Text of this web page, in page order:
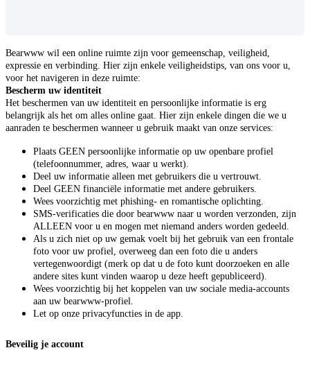
Bearwww wil een online ruimte zijn voor gemeenschap, veiligheid,
expressie en verbinding. Hier zijn enkele veiligheidstips, van ons voor u,
voor het navigeren in deze ruimte:
Bescherm uw identiteit
Het beschermen van uw identiteit en persoonlijke informatie is erg
belangrijk als het om alles online gaat. Hier zijn enkele dingen die we u
aanraden te beschermen wanneer u gebruik maakt van onze services:
Plaats GEEN persoonlijke informatie op uw openbare profiel
(telefoonnummer, adres, waar u werkt).
Deel uw informatie alleen met gebruikers die u vertrouwt.
Deel GEEN financiële informatie met andere gebruikers.
Wees voorzichtig met phishing- en romantische oplichting.
SMS-verificaties die door bearwww naar u worden verzonden, zijn
ALLEEN voor u en mogen met niemand anders worden gedeeld.
Als u zich niet op uw gemak voelt bij het gebruik van een frontale
foto voor uw profiel, overweeg dan een foto die u anders
vertegenwoordigt (merk op dat u de foto kunt doorzoeken en alle
andere sites kunt vinden waarop u deze heeft gepubliceerd).
Wees voorzichtig bij het koppelen van uw sociale media-accounts
aan uw bearwww-profiel.
Let op onze privacyfuncties in de app.
Beveilig je account